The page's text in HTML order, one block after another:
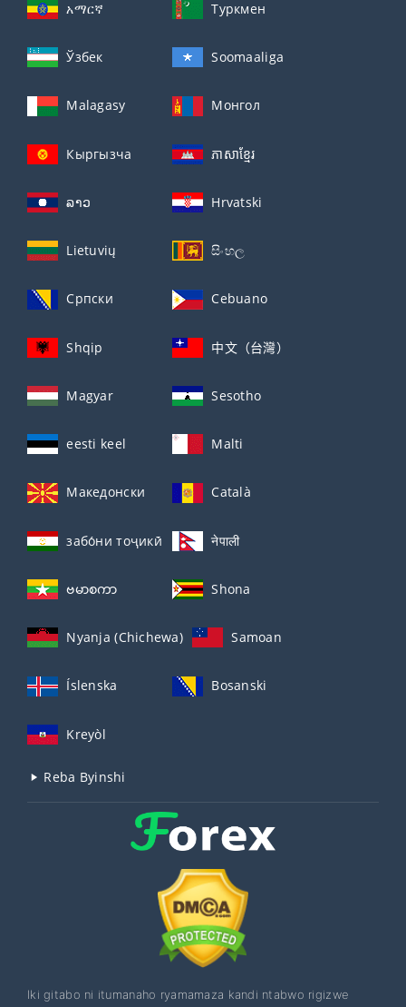
አማርኛ Туркмен
Ўзбек Soomaaliga
Malagasy Монгол
Кыргызча ភាសាខ្មែរ
ລາວ Hrvatski
Lietuvių සිංහල
Српски Cebuano
Shqip 中文（台灣）
Magyar Sesotho
eesti keel Malti
Македонски Català
забо́ни тоҷикӣ́ नेपाली
ဗမာစကာ Shona
Nyanja (Chichewa) Samoan
Íslenska Bosanski
Kreyòl
Reba Byinshi
Iki gitabo ni itumanaho ryamamaza kandi ntabwo rigizwe